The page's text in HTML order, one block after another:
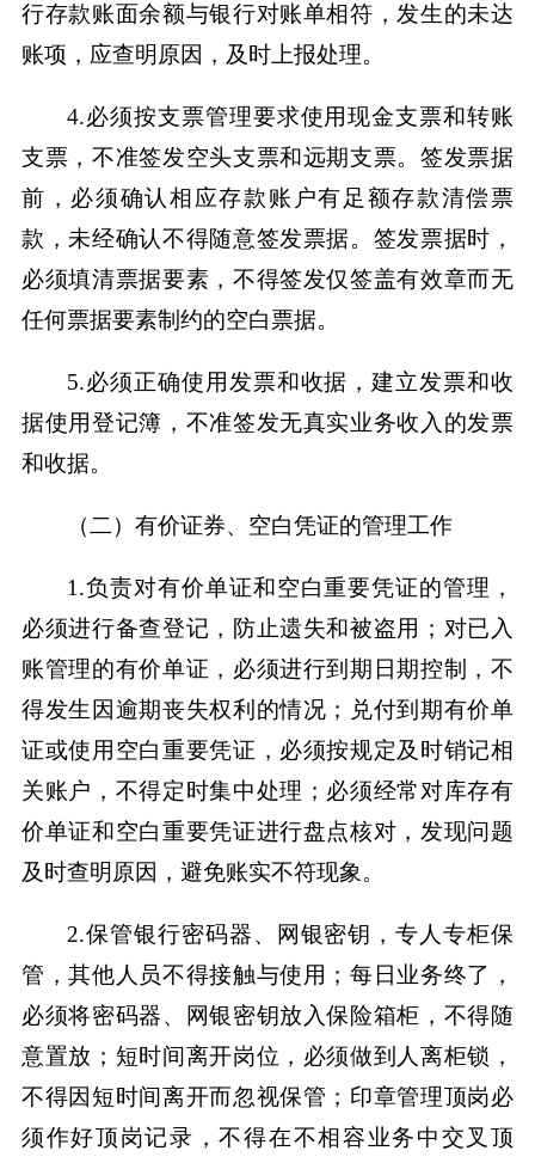
行存款账面余额与银行对账单相符，发生的未达
账项，应查明原因，及时上报处理。
4.必须按支票管理要求使用现金支票和转账
支票，不准签发空头支票和远期支票。签发票据
前，必须确认相应存款账户有足额存款清偿票
款，未经确认不得随意签发票据。签发票据时，
必须填清票据要素，不得签发仅签盖有效章而无
任何票据要素制约的空白票据。
5.必须正确使用发票和收据，建立发票和收
据使用登记簿，不准签发无真实业务收入的发票
和收据。
（二）有价证券、空白凭证的管理工作
1.负责对有价单证和空白重要凭证的管理，
必须进行备查登记，防止遗失和被盗用；对已入
账管理的有价单证，必须进行到期日期控制，不
得发生因逾期丧失权利的情况；兑付到期有价单
证或使用空白重要凭证，必须按规定及时销记相
关账户，不得定时集中处理；必须经常对库存有
价单证和空白重要凭证进行盘点核对，发现问题
及时查明原因，避免账实不符现象。
2.保管银行密码器、网银密钥，专人专柜保
管，其他人员不得接触与使用；每日业务终了，
必须将密码器、网银密钥放入保险箱柜，不得随
意置放；短时间离开岗位，必须做到人离柜锁，
不得因短时间离开而忽视保管；印章管理顶岗必
须作好顶岗记录，不得在不相容业务中交叉顶